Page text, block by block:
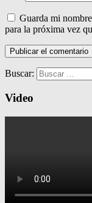
Guarda mi
para la próxima vez
Buscar:
Video